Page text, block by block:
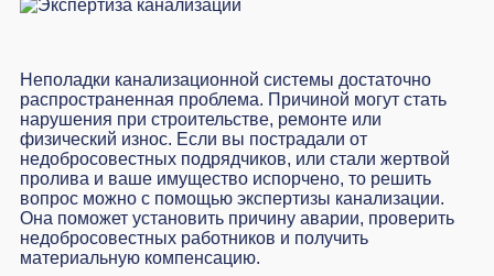
Неполадки канализационной системы достаточно
распространенная проблема. Причиной могут стать
нарушения при строительстве, ремонте или
физический износ. Если вы пострадали от
недобросовестных подрядчиков, или стали жертвой
пролива и ваше имущество испорчено, то решить
вопрос можно с помощью экспертизы канализации.
Она поможет установить причину аварии, проверить
недобросовестных работников и получить
материальную компенсацию.